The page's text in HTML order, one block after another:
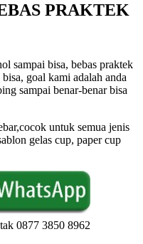
PRAKTEK
sampai bisa, bebas praktek
goal kami adalah anda
sampai benar-benar bisa
untuk semua jenis
gelas cup, paper cup
0877 3850 8962